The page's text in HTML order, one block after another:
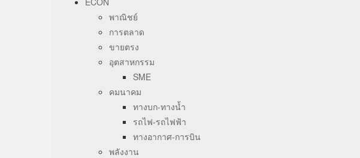
พาณิชย์
การตลาด
ขายตรง
อุตสาหกรรม
SME
คมนาคม
ทางบก-ทางน้ำ
รถไฟ-รถไฟฟ้า
ทางอากาศ-การบิน
พลังงาน